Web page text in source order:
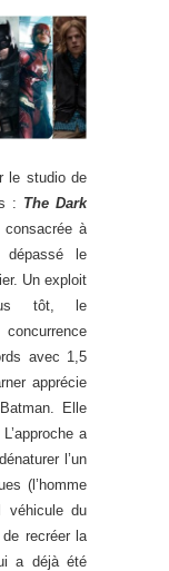
le studio de
: The Dark
consacrée à
dépassé le
Un exploit
tôt, le
avec 1,5
apprécie
Elle
a
l’un
(l’homme
véhicule du
recréer la
a déjà été